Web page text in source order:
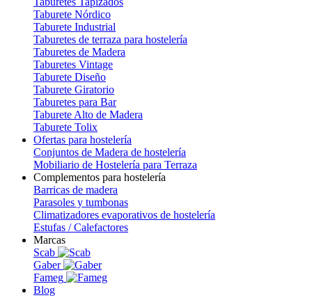
Taburete Nórdico
Taburete Industrial
Taburetes de terraza para hostelería
Taburetes de Madera
Taburetes Vintage
Taburete Diseño
Taburete Giratorio
Taburetes para Bar
Taburete Alto de Madera
Taburete Tolix
Ofertas para hostelería
Conjuntos de Madera de hostelería
Mobiliario de Hostelería para Terraza
Complementos para hostelería
Barricas de madera
Parasoles y tumbonas
Climatizadores evaporativos de hostelería
Estufas / Calefactores
Marcas
Scab
Gaber
Fameg
Blog